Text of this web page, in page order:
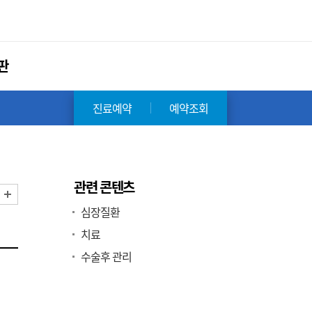
진료예약 예약조회
화면 축소 관련 콘텐츠
심장질환
치료
수술후 관리